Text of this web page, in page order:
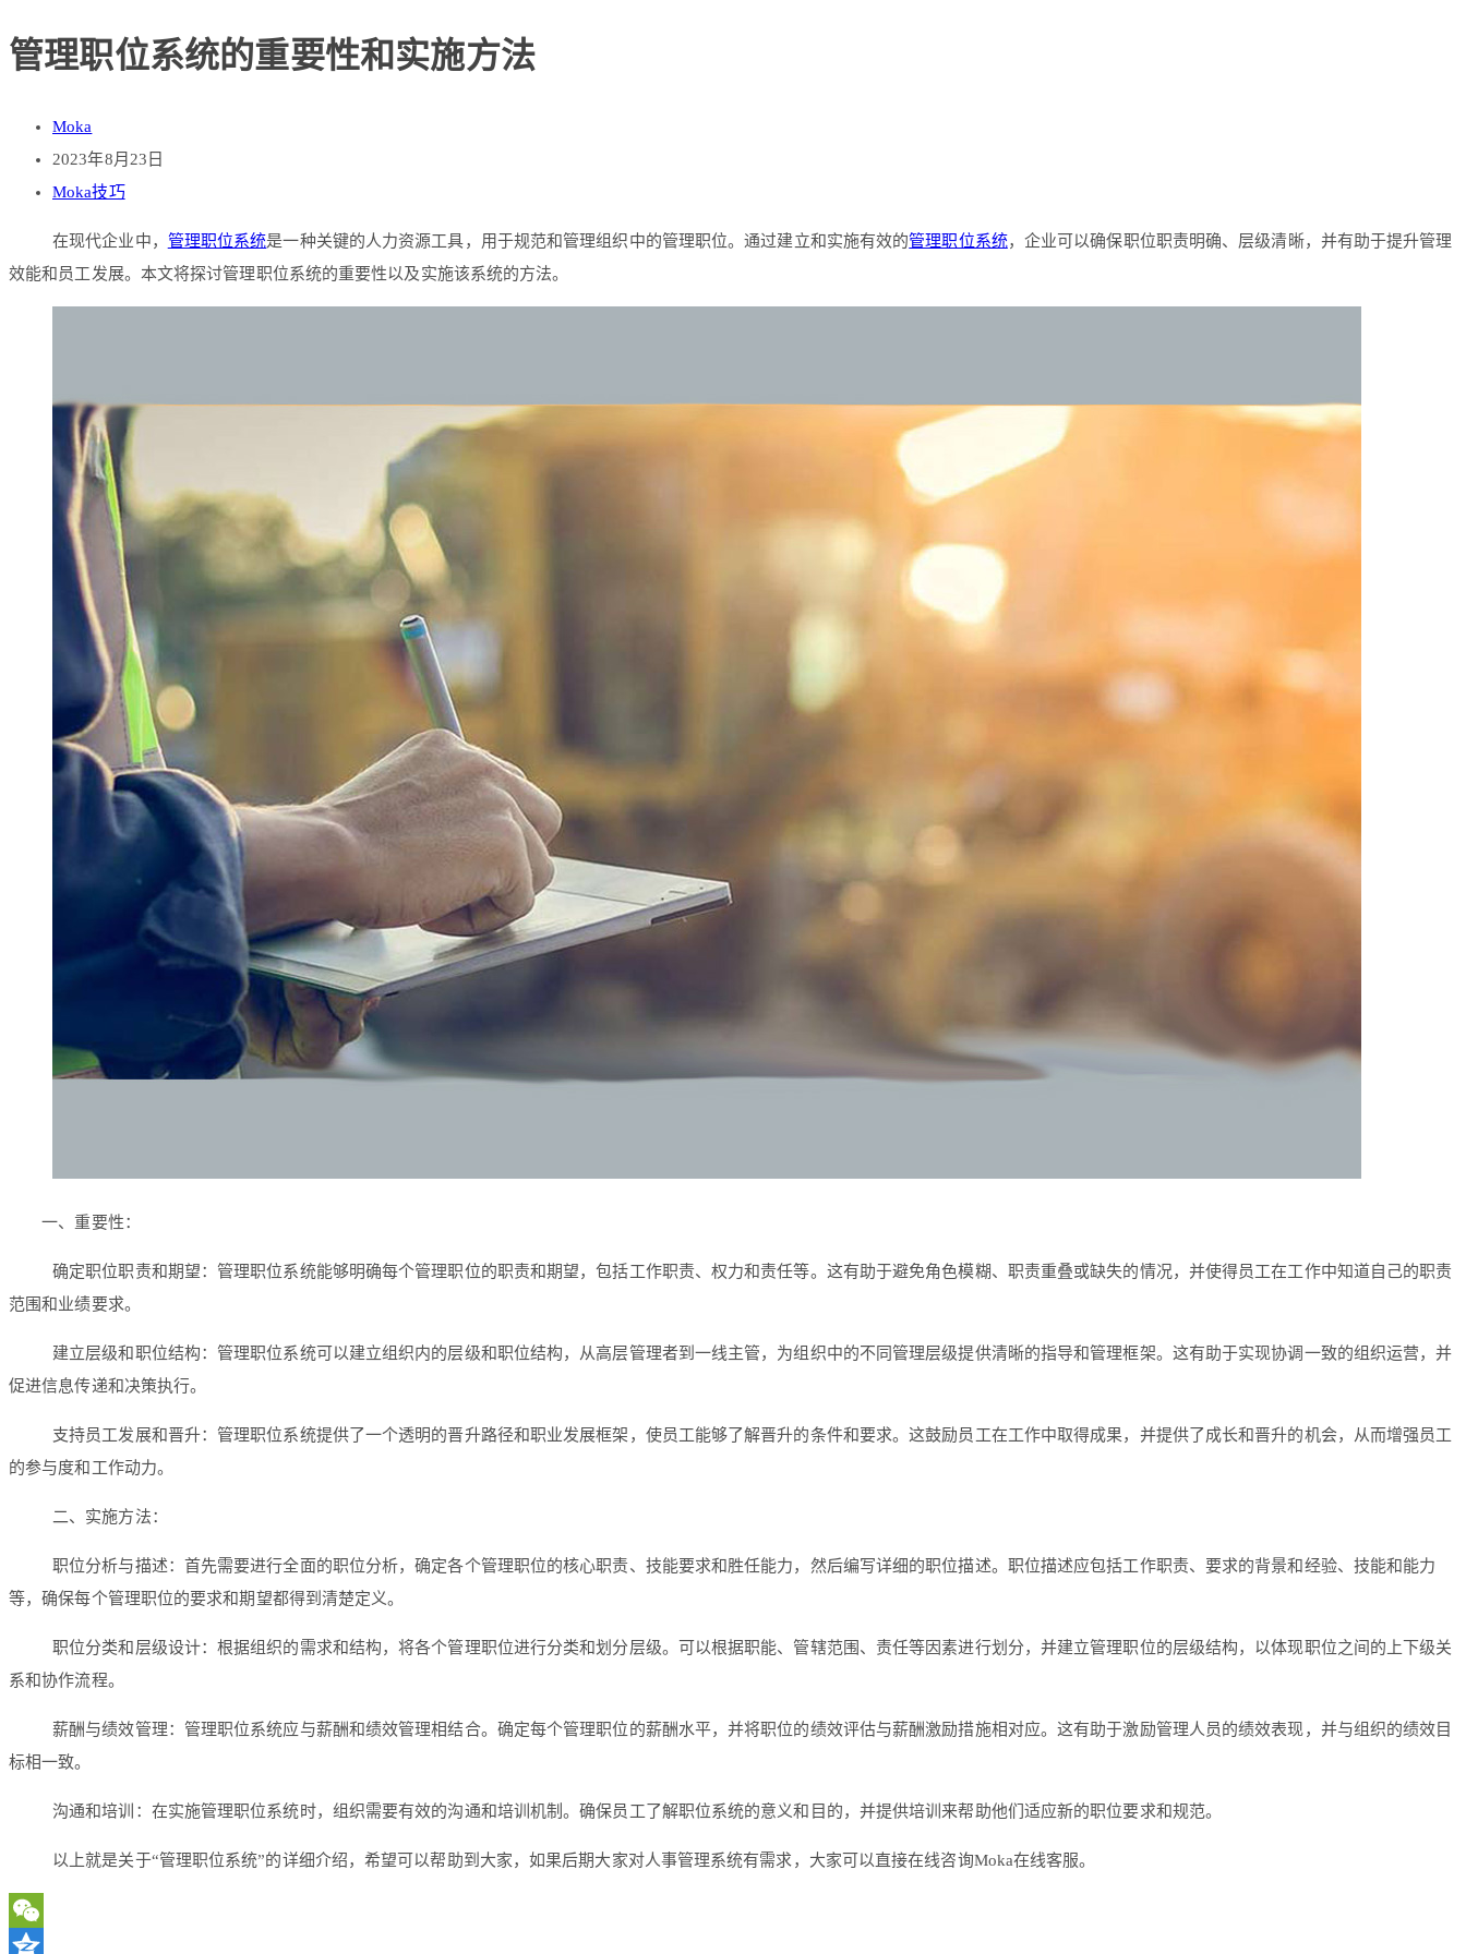
管理职位系统的重要性和实施方法
Moka
2023年8月23日
Moka技巧
在现代企业中， 管理职位系统是一种关键的人力资源工具，用于规范和管理组织中的管理职位。通过建立和实施有效的管理职位系统，企业可以确保职位职责明确、层级清晰，并有助于提升管理
效能和员工发展。本文将探讨管理职位系统的重要性以及实施该系统的方法。
一、重要性：
确定职位职责和期望：管理职位系统能够明确每个管理职位的职责和期望，包括工作职责、权力和责任等。这有助于避免角色模糊、职责重叠或缺失的情况，并使得员工在工作中知道自己的职责
范围和业绩要求。
建立层级和职位结构：管理职位系统可以建立组织内的层级和职位结构，从高层管理者到一线主管，为组织中的不同管理层级提供清晰的指导和管理框架。这有助于实现协调一致的组织运营，并
促进信息传递和决策执行。
支持员工发展和晋升：管理职位系统提供了一个透明的晋升路径和职业发展框架，使员工能够了解晋升的条件和要求。这鼓励员工在工作中取得成果，并提供了成长和晋升的机会，从而增强员工
的参与度和工作动力。
二、实施方法：
职位分析与描述：首先需要进行全面的职位分析，确定各个管理职位的核心职责、技能要求和胜任能力，然后编写详细的职位描述。职位描述应包括工作职责、要求的背景和经验、技能和能力
等，确保每个管理职位的要求和期望都得到清楚定义。
职位分类和层级设计：根据组织的需求和结构，将各个管理职位进行分类和划分层级。可以根据职能、管辖范围、责任等因素进行划分，并建立管理职位的层级结构，以体现职位之间的上下级关
系和协作流程。
薪酬与绩效管理：管理职位系统应与薪酬和绩效管理相结合。确定每个管理职位的薪酬水平，并将职位的绩效评估与薪酬激励措施相对应。这有助于激励管理人员的绩效表现，并与组织的绩效目
标相一致。
沟通和培训：在实施管理职位系统时，组织需要有效的沟通和培训机制。确保员工了解职位系统的意义和目的，并提供培训来帮助他们适应新的职位要求和规范。
以上就是关于“管理职位系统”的详细介绍，希望可以帮助到大家，如果后期大家对人事管理系统有需求，大家可以直接在线咨询Moka在线客服。
WeChat